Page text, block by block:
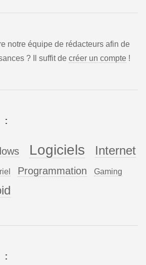
notre équipe de rédacteurs afin de
? Il suffit de créer un compte !
:
Logiciels Internet
Programmation Gaming
: